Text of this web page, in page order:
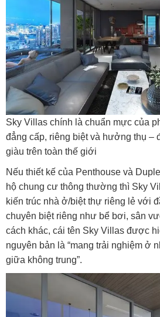
Sky Villas chính là chuẩn mực của
đẳng cấp, riêng biệt và hưởng thụ –
giàu trên toàn thế giới
Nếu thiết kế của Penthouse và
hộ chung cư thông thường thì Sky
kiến trúc nhà ở/biệt thự riêng lẻ với
chuyên biệt riêng như bể bơi, sân
cách khác, cái tên Sky Villas được
nguyên bản là “mang trải nghiệm ở
giữa không trung”.